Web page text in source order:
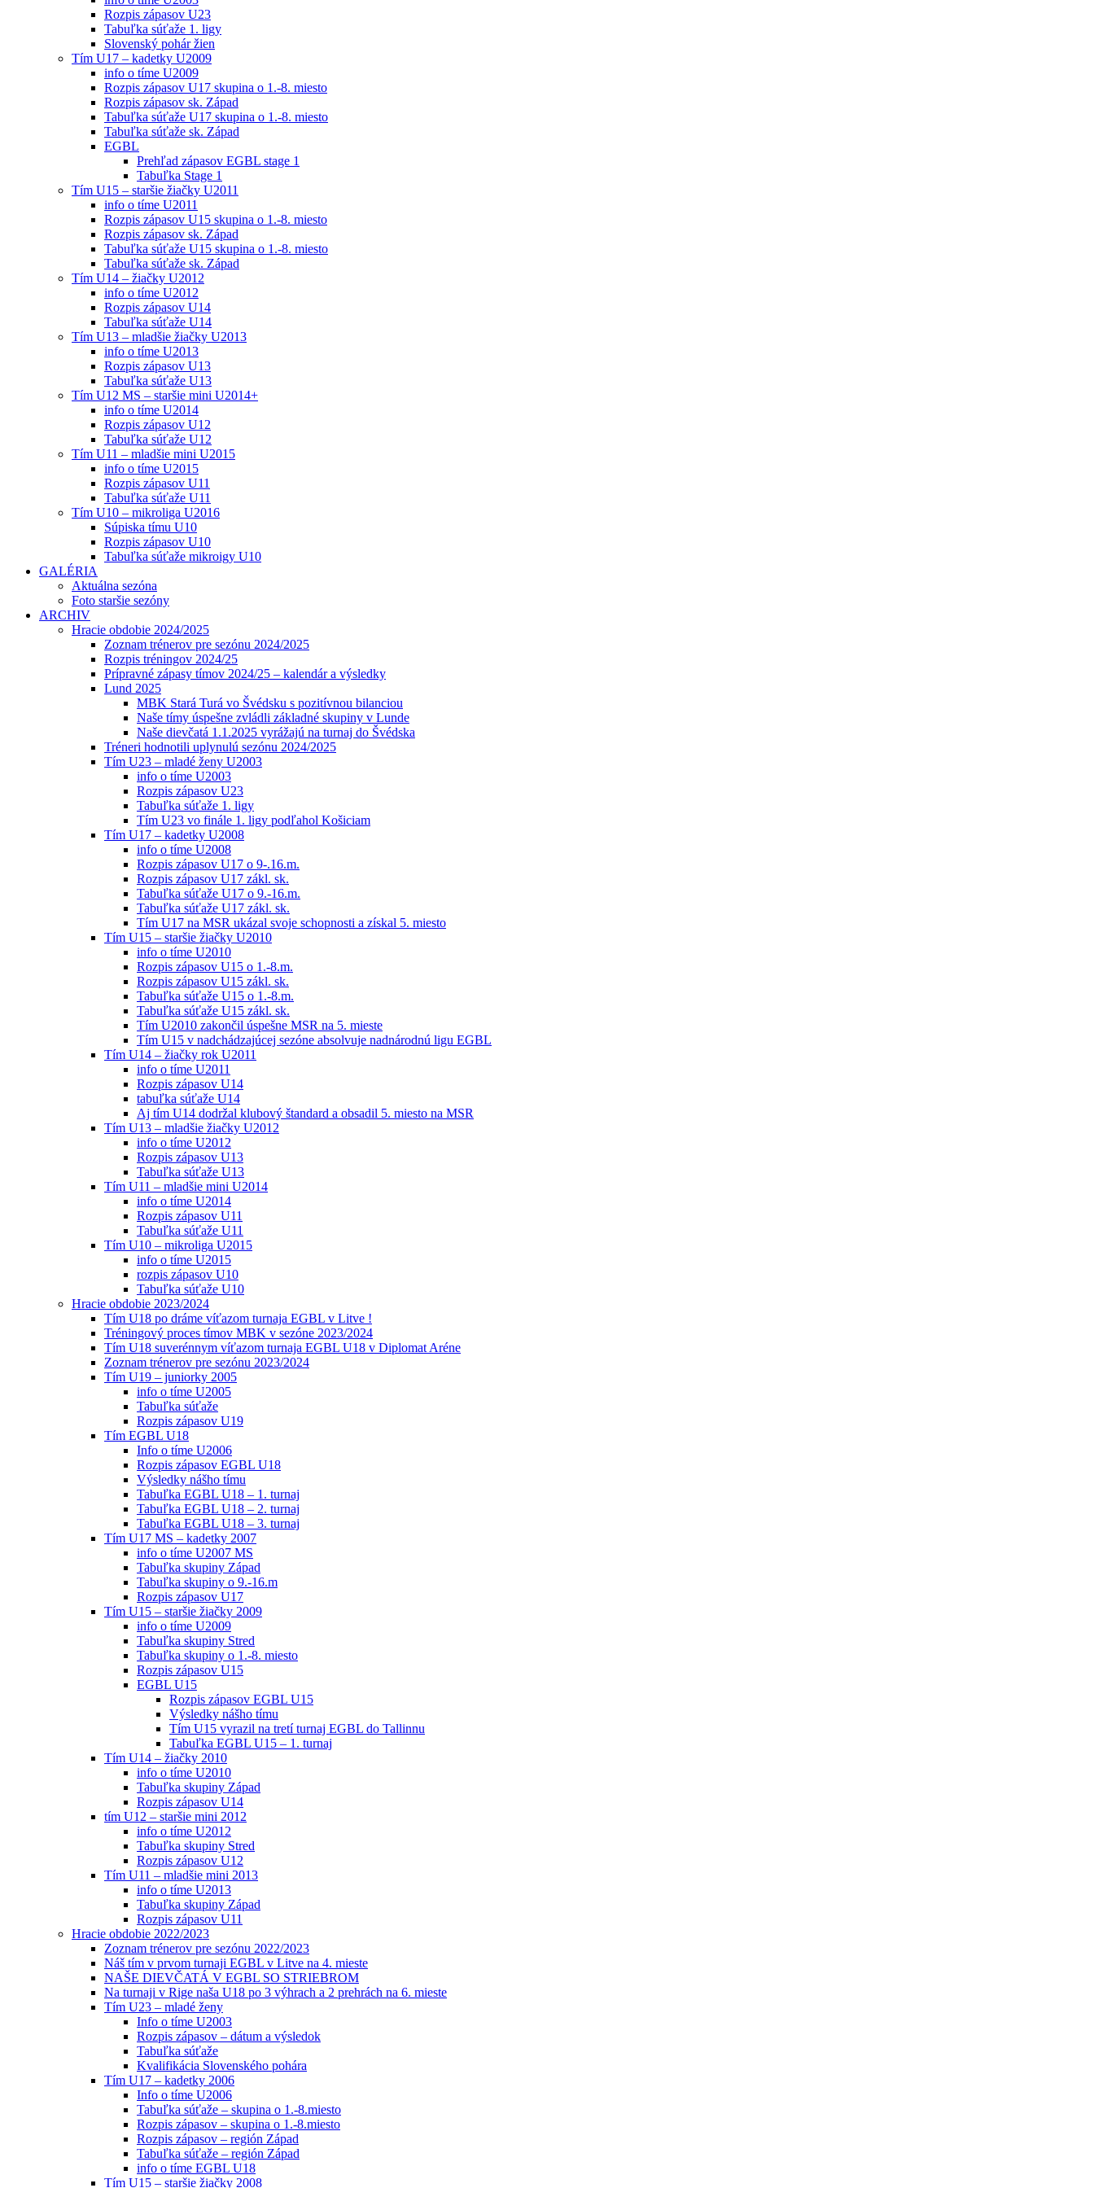
Rozpis zápasov U23
Tabuľka súťaže 1. ligy
Slovenský pohár žien
Tím U17 – kadetky U2009
info o tíme U2009
Rozpis zápasov U17 skupina o 1.-8. miesto
Rozpis zápasov sk. Západ
Tabuľka súťaže U17 skupina o 1.-8. miesto
Tabuľka súťaže sk. Západ
EGBL
Prehľad zápasov EGBL stage 1
Tabuľka Stage 1
Tím U15 – staršie žiačky U2011
info o tíme U2011
Rozpis zápasov U15 skupina o 1.-8. miesto
Rozpis zápasov sk. Západ
Tabuľka súťaže U15 skupina o 1.-8. miesto
Tabuľka súťaže sk. Západ
Tím U14 – žiačky U2012
info o tíme U2012
Rozpis zápasov U14
Tabuľka súťaže U14
Tím U13 – mladšie žiačky U2013
info o tíme U2013
Rozpis zápasov U13
Tabuľka súťaže U13
Tím U12 MS – staršie mini U2014+
info o tíme U2014
Rozpis zápasov U12
Tabuľka súťaže U12
Tím U11 – mladšie mini U2015
info o tíme U2015
Rozpis zápasov U11
Tabuľka súťaže U11
Tím U10 – mikroliga U2016
Súpiska tímu U10
Rozpis zápasov U10
Tabuľka súťaže mikroigy U10
GALÉRIA
Aktuálna sezóna
Foto staršie sezóny
ARCHIV
Hracie obdobie 2024/2025
Zoznam trénerov pre sezónu 2024/2025
Rozpis tréningov 2024/25
Prípravné zápasy tímov 2024/25 – kalendár a výsledky
Lund 2025
MBK Stará Turá vo Švédsku s pozitívnou bilanciou
Naše tímy úspešne zvládli základné skupiny v Lunde
Naše dievčatá 1.1.2025 vyrážajú na turnaj do Švédska
Tréneri hodnotili uplynulú sezónu 2024/2025
Tím U23 – mladé ženy U2003
info o tíme U2003
Rozpis zápasov U23
Tabuľka súťaže 1. ligy
Tím U23 vo finále 1. ligy podľahol Košiciam
Tím U17 – kadetky U2008
info o tíme U2008
Rozpis zápasov U17 o 9-.16.m.
Rozpis zápasov U17 zákl. sk.
Tabuľka súťaže U17 o 9.-16.m.
Tabuľka súťaže U17 zákl. sk.
Tím U17 na MSR ukázal svoje schopnosti a získal 5. miesto
Tím U15 – staršie žiačky U2010
info o tíme U2010
Rozpis zápasov U15 o 1.-8.m.
Rozpis zápasov U15 zákl. sk.
Tabuľka súťaže U15 o 1.-8.m.
Tabuľka súťaže U15 zákl. sk.
Tím U2010 zakončil úspešne MSR na 5. mieste
Tím U15 v nadchádzajúcej sezóne absolvuje nadnárodnú ligu EGBL
Tím U14 – žiačky rok U2011
info o tíme U2011
Rozpis zápasov U14
tabuľka súťaže U14
Aj tím U14 dodržal klubový štandard a obsadil 5. miesto na MSR
Tím U13 – mladšie žiačky U2012
info o tíme U2012
Rozpis zápasov U13
Tabuľka súťaže U13
Tím U11 – mladšie mini U2014
info o tíme U2014
Rozpis zápasov U11
Tabuľka súťaže U11
Tím U10 – mikroliga U2015
info o tíme U2015
rozpis zápasov U10
Tabuľka súťaže U10
Hracie obdobie 2023/2024
Tím U18 po dráme víťazom turnaja EGBL v Litve !
Tréningový proces tímov MBK v sezóne 2023/2024
Tím U18 suverénnym víťazom turnaja EGBL U18 v Diplomat Aréne
Zoznam trénerov pre sezónu 2023/2024
Tím U19 – juniorky 2005
info o tíme U2005
Tabuľka súťaže
Rozpis zápasov U19
Tím EGBL U18
Info o tíme U2006
Rozpis zápasov EGBL U18
Výsledky nášho tímu
Tabuľka EGBL U18 – 1. turnaj
Tabuľka EGBL U18 – 2. turnaj
Tabuľka EGBL U18 – 3. turnaj
Tím U17 MS – kadetky 2007
info o tíme U2007 MS
Tabuľka skupiny Západ
Tabuľka skupiny o 9.-16.m
Rozpis zápasov U17
Tím U15 – staršie žiačky 2009
info o tíme U2009
Tabuľka skupiny Stred
Tabuľka skupiny o 1.-8. miesto
Rozpis zápasov U15
EGBL U15
Rozpis zápasov EGBL U15
Výsledky nášho tímu
Tím U15 vyrazil na tretí turnaj EGBL do Tallinnu
Tabuľka EGBL U15 – 1. turnaj
Tím U14 – žiačky 2010
info o tíme U2010
Tabuľka skupiny Západ
Rozpis zápasov U14
tím U12 – staršie mini 2012
info o tíme U2012
Tabuľka skupiny Stred
Rozpis zápasov U12
Tím U11 – mladšie mini 2013
info o tíme U2013
Tabuľka skupiny Západ
Rozpis zápasov U11
Hracie obdobie 2022/2023
Zoznam trénerov pre sezónu 2022/2023
Náš tím v prvom turnaji EGBL v Litve na 4. mieste
NAŠE DIEVČATÁ V EGBL SO STRIEBROM
Na turnaji v Rige naša U18 po 3 výhrach a 2 prehrách na 6. mieste
Tím U23 – mladé ženy
Info o tíme U2003
Rozpis zápasov – dátum a výsledok
Tabuľka súťaže
Kvalifikácia Slovenského pohára
Tím U17 – kadetky 2006
Info o tíme U2006
Tabuľka súťaže – skupina o 1.-8.miesto
Rozpis zápasov – skupina o 1.-8.miesto
Rozpis zápasov – región Západ
Tabuľka súťaže – región Západ
info o tíme EGBL U18
Tím U15 – staršie žiačky 2008